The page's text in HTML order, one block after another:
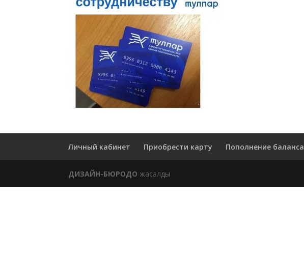
Личный кабинет Приобрести карту Пополнение баланса
ДИЗАЙН-БЮРОДО жасалды